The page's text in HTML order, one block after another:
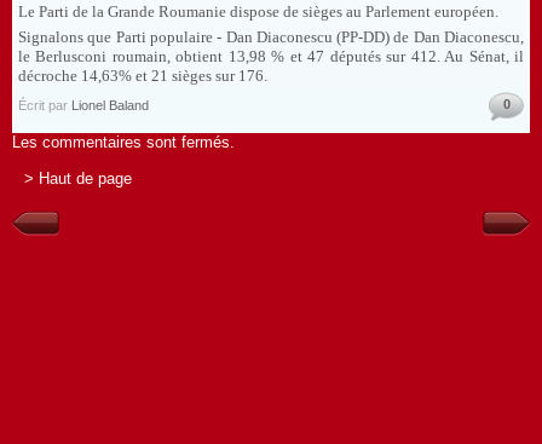
Le Parti de la Grande Roumanie dispose de sièges au Parlement européen.
Signalons que Parti populaire - Dan Diaconescu (PP-DD) de Dan Diaconescu,
le Berlusconi roumain, obtient 13,98 % et 47 députés sur 412. Au Sénat, il
décroche 14,63% et 21 sièges sur 176.
Écrit par Lionel Baland 0
Les commentaires sont fermés.
> Haut de page